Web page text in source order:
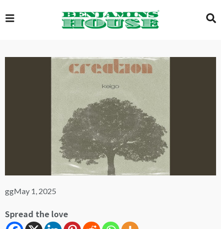
EXCLUSIVE
GLOBAL
VIDEOS
GALLERY
ggMay 1, 2025
Spread the love